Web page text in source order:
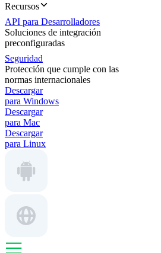
Recursos
API para Desarrolladores
Soluciones de integración
preconfiguradas
Seguridad
Protección que cumple con las
normas internacionales
Descargar
para Windows
Descargar
para Mac
Descargar
para Linux